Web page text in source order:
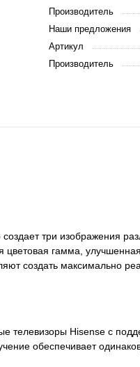
Производитель
Наши предложения
Артикул
Производитель
три изображения
гамма,
создать максимально
телевизоры Hisense с
обеспечивает